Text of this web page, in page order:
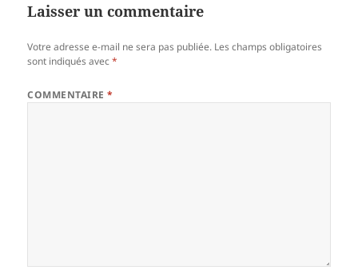
Laisser un commentaire
Votre adresse e-mail ne sera pas publiée. Les champs obligatoires
sont indiqués avec*
COMMENTAIRE*